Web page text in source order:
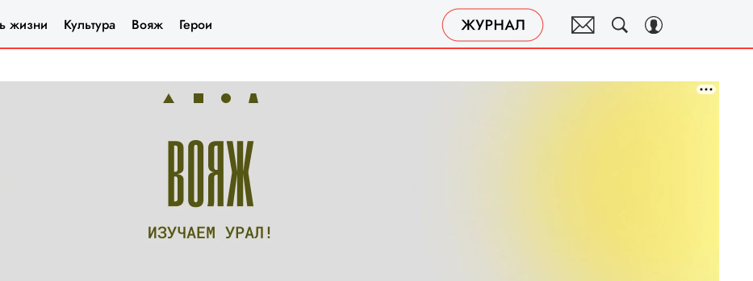
жизни Культура Вояж Герои